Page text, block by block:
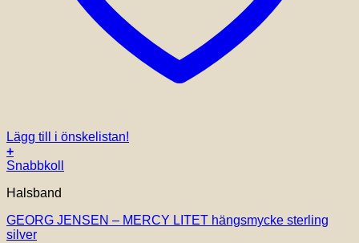
Lägg till i önskelistan!
+
Snabbkoll
Halsband
GEORG JENSEN – MERCY LITET hängsmycke sterling
silver